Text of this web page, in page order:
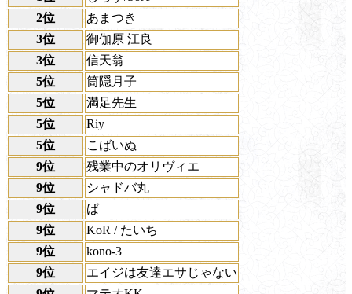
2位
あまつき
3位
御伽原 江良
3位
信天翁
5位
筒隠月子
5位
満足先生
5位
Riy
5位
こばいぬ
9位
残業中のオリヴィエ
9位
シャドバ丸
9位
ば
9位
KoR / たいち
9位
kono-3
9位
エイジは友達エサじゃない